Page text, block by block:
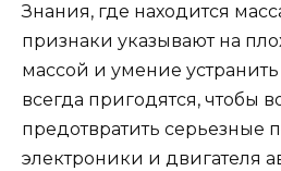
Знания, где находится
признаки указывают на
массой и умение
всегда пригодятся, чтобы
предотвратить серьезные
электроники и двигателя